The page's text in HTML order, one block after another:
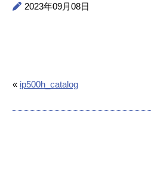
2023年09月08日
« ip500h_catalog